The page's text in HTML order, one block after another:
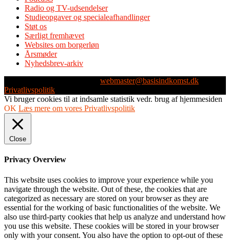
Radio og TV-udsendelser
Studieopgaver og specialeafhandlinger
Støt os
Særligt fremhævet
Websites om borgerløn
Årsmøder
Nyhedsbrev-arkiv
webmaster@basisindkomst.dk
Privatlivspolitik
Vi bruger cookies til at indsamle statistik vedr. brug af hjemmesiden
OK Læs mere om vores Privatlivspolitik
Close
Privacy Overview
This website uses cookies to improve your experience while you
navigate through the website. Out of these, the cookies that are
categorized as necessary are stored on your browser as they are
essential for the working of basic functionalities of the website. We
also use third-party cookies that help us analyze and understand how
you use this website. These cookies will be stored in your browser
only with your consent. You also have the option to opt-out of these